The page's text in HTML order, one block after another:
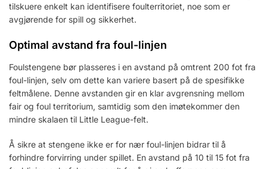
tilskuere enkelt kan identifisere foulterritoriet, noe som er
avgjørende for spill og sikkerhet.
Optimal avstand fra foul-linjen
Foulstengene bør plasseres i en avstand på omtrent 200 fot fra
foul-linjen, selv om dette kan variere basert på de spesifikke
feltmålene. Denne avstanden gir en klar avgrensning mellom
fair og foul territorium, samtidig som den imøtekommer den
mindre skalaen til Little League-felt.
Å sikre at stengene ikke er for nær foul-linjen bidrar til å
forhindre forvirring under spillet. En avstand på 10 til 15 fot fra